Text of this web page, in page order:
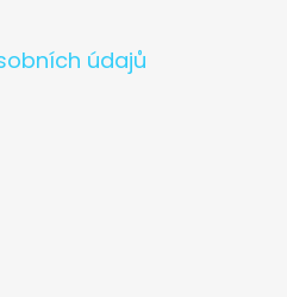
údajů